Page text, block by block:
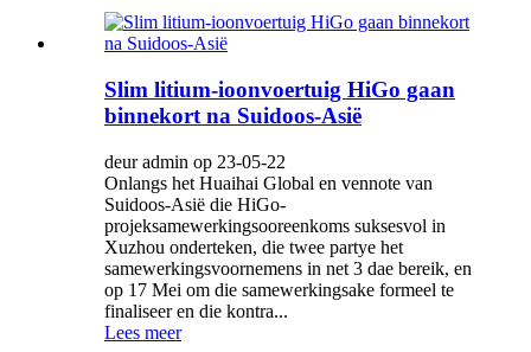
Slim litium-ioonvoertuig HiGo gaan
binnekort na Suidoos-Asië
deur admin op 23-05-22
Onlangs het Huaihai Global en vennote van
Suidoos-Asië die HiGo-
projeksamewerkingsooreenkoms suksesvol in
Xuzhou onderteken, die twee partye het
samewerkingsvoornemens in net 3 dae bereik, en
op 17 Mei om die samewerkingsake formeel te
finaliseer en die kontra...
Lees meer